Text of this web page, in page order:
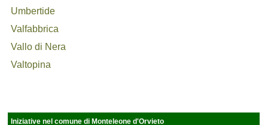
Umbertide
Valfabbrica
Vallo di Nera
Valtopina
Iniziative nel comune di Monteleone d'Orvieto